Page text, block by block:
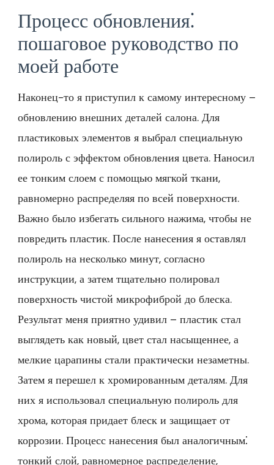
Процесс обновления⁚
пошаговое руководство по
моей работе
Наконец-то я приступил к самому интересному –
обновлению внешних деталей салона. Для
пластиковых элементов я выбрал специальную
полироль с эффектом обновления цвета. Наносил
ее тонким слоем с помощью мягкой ткани,
равномерно распределяя по всей поверхности.
Важно было избегать сильного нажима, чтобы не
повредить пластик. После нанесения я оставлял
полироль на несколько минут, согласно
инструкции, а затем тщательно полировал
поверхность чистой микрофиброй до блеска.
Результат меня приятно удивил – пластик стал
выглядеть как новый, цвет стал насыщеннее, а
мелкие царапины стали практически незаметны.
Затем я перешел к хромированным деталям. Для
них я использовал специальную полироль для
хрома, которая придает блеск и защищает от
коррозии. Процесс нанесения был аналогичным⁚
тонкий слой, равномерное распределение,